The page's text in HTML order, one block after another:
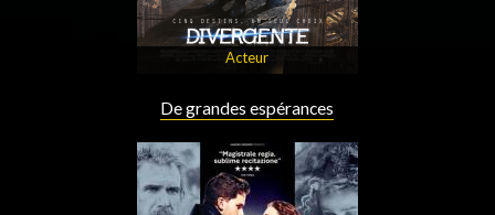
Acteur
De grandes espérances